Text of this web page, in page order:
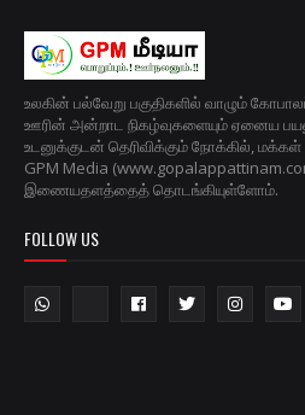
உலகின் பல்வேறு பகுதிகளில் வாழும்
ஊரின் அன்றாட நிகழ்வுகளையும் ஏனைய
உடனுக்குடன் தெரிவிக்கும் நோக்கில்,
GPM Media
இணையதளத்தைத் தொடங்கியுள்ளோம்.
FOLLOW US